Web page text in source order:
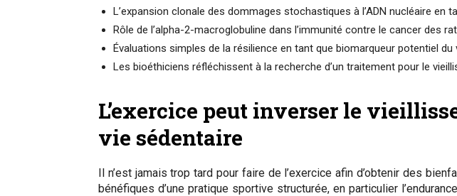
L’expansion clonale des dommages stochastiques à l’ADN nucléaire en
Rôle de l’alpha-2-macroglobuline dans l’immunité contre le cancer des
Évaluations simples de la résilience en tant que biomarqueur potentiel du
Les bioéthiciens réfléchissent à la recherche d’un traitement pour le
L’exercice peut inverser le
vie sédentaire
Il n’est jamais trop tard pour faire de l’exercice afin d’obtenir des
bénéfiques d’une pratique sportive structurée, en particulier